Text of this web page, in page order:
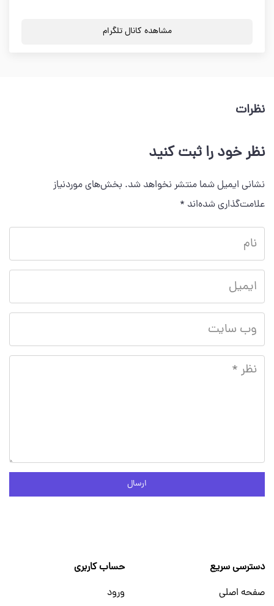
مشاهده کانال تلگرام
نظرات
نظر خود را ثبت کنید
نشانی ایمیل شما منتشر نخواهد شد. بخش‌های موردنیاز
علامت‌گذاری شده‌اند *
ارسال
دسترسی سریع
صفحه اصلی
حساب کاربری
ورود